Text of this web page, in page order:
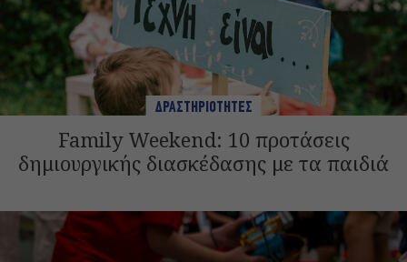
ΔΡΑΣΤΗΡΙΟΤΗΤΕΣ
Family Weekend: 10 προτάσεις
δημιουργικής διασκέδασης με τα παιδιά